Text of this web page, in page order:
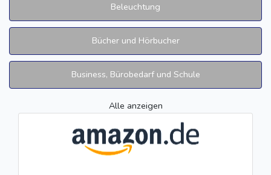
Beleuchtung
Bücher und Hörbucher
Business, Bürobedarf und Schule
Alle anzeigen